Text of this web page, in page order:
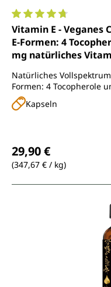
Durchschnittliche
Vitamin E -
E-Formen: 4
mg natürliches
Natürliches
Formen: 4 Tocopherole
Kapseln
29,90 €
(347,67 € / kg)